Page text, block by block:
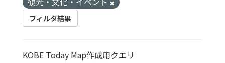
フィルタ結果
KOBE Today Map作成用クエリ